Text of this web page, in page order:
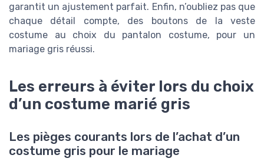
garantit un ajustement parfait. Enfin, n’oubliez pas que
chaque détail compte, des boutons de la veste
costume au choix du pantalon costume, pour un
mariage gris réussi.
Les erreurs à éviter lors du choix
d’un costume marié gris
Les pièges courants lors de l’achat d’un
costume gris pour le mariage